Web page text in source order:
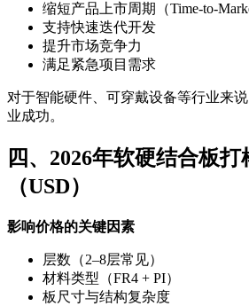
缩短产品上市周期（Time-to-
支持快速迭代开发
提升市场竞争力
满足紧急项目需求
对于智能硬件、可穿戴设备等行业来
业成功。
四、2026年软硬结合板
（USD）
影响价格的关键因素
层数（2–8层常见）
材料类型（FR4 + PI）
板尺寸与结构复杂度